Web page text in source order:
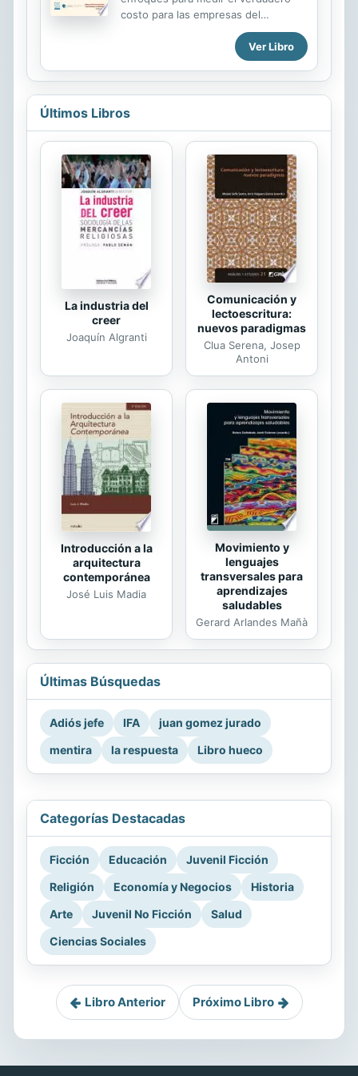
aplicables a su realidad. Cada
capítulo profundiza en cada una de
las áreas donde considero que el
PyME debe poner foco: a) Gestión
comercial (Modelo SET de...
costo para las empresas del
desarrollo de sus productos y
servicios y sus obligaciones para la
sociedad Desde una mirada detallada
de la historia de las corporaciones
hace una reflexión inteligente sobre
los pasos requeridos para lograr un
entusiasma al lector mostrando el rol
que juegan las empresas para crear
un futuro más equitativo y
sostenible. En consecuencia, la
esfera de los negocios necesita un
nuevo ADN. Pavan Sukhdev expone
una nueva visión de gran
envergadura para las empresas...
Ver Libro
Últimos Libros
La industria del
creer
Joaquín Algranti
Comunicación y
lectoescritura:
nuevos paradigmas
Clua Serena, Josep
Antoni
Introducción a la
arquitectura
contemporánea
José Luis Madia
Movimiento y
lenguajes
transversales para
aprendizajes
saludables
Gerard Arlandes Mañà
Últimas Búsquedas
Adiós jefe IFA
juan gomez jurado
mentira
la respuesta Libro hueco
Categorías Destacadas
Ficción Educación
Juvenil Ficción
Religión
Economía y Negocios
Historia
Arte
Juvenil No Ficción
Salud
Ciencias Sociales
Libro Anterior Próximo Libro